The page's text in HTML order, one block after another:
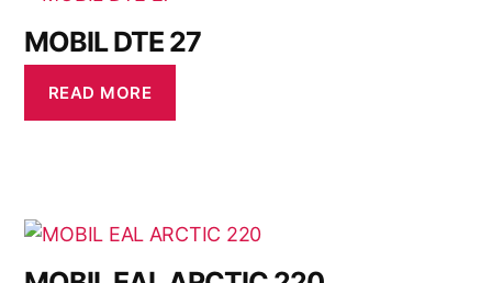
MOBIL DTE 27
READ MORE